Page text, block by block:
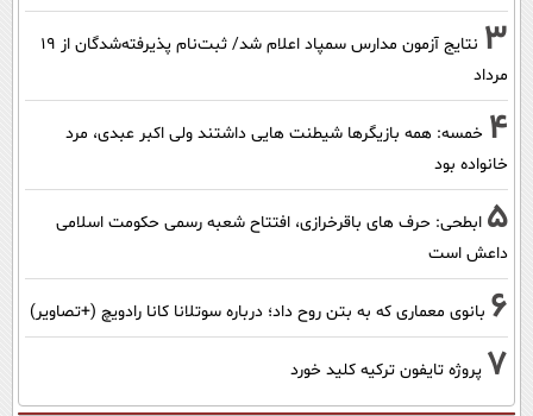
3
نتایج آزمون مدارس سمپاد اعلام شد/ ثبت‌نام پذیرفته‌شدگان از ۱۹
مرداد
4 خمسه: همه بازیگرها شیطنت هایی داشتند ولی اکبر عبدی، مرد
خانواده بود
5 ابطحی: حرف های باقرخرازی، افتتاح شعبه رسمی حکومت اسلامی
داعش است
6 بانوی معماری که به بتن روح داد؛ درباره سوتلانا کانا رادویچ (+تصاویر)
7 پروژه تایفون ترکیه کلید خورد